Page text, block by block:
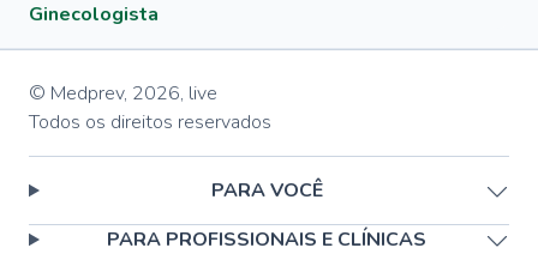
Ginecologista
© Medprev, 2026, live
Todos os direitos reservados
PARA VOCÊ
PARA PROFISSIONAIS E CLÍNICAS